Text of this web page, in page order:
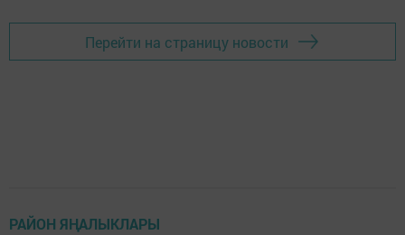
Перейти на страницу новости
РАЙОН ЯҢАЛЫКЛАРЫ